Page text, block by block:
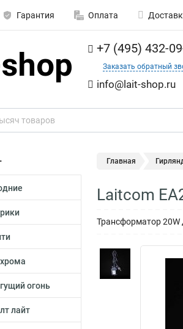
Гарантия Оплата
+7 (495) 432-
Заказать обратный
info@lait-shop.ru
огонь
лайт
Главная
Laitcom
Трансформатор 20W